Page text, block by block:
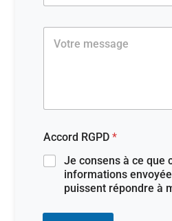
j
M
e
Accord RGPD*
Je consens à ce que
informations
puissent répondre à